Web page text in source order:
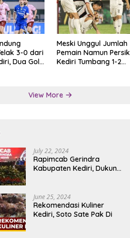
3-0 dari
Dua Gol
Meski Unggul Jumlah
Pemain Namun Persik
Kediri Tumbang 1-2
View More
July 22, 2024
Rapimcab Gerindra
Kabupaten Kediri, Dukung
June 25, 2024
Rekomendasi Kuliner
Kediri, Soto Sate Pak Di